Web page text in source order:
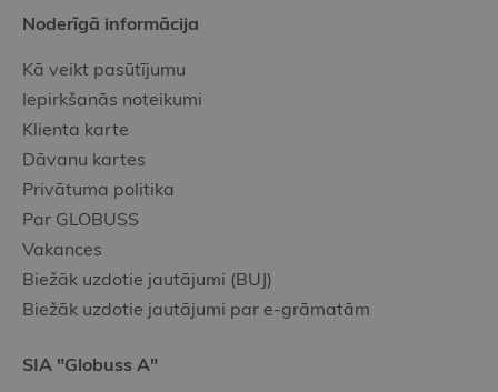
Noderīgā informācija
Kā veikt pasūtījumu
Iepirkšanās noteikumi
Klienta karte
Dāvanu kartes
Privātuma politika
Par GLOBUSS
Vakances
Biežāk uzdotie jautājumi (BUJ)
Biežāk uzdotie jautājumi par e-grāmatām
SIA "Globuss A"